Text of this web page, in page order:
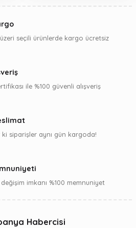
seçili ürünlerde kargo ücretsiz
ile %100 güvenli alışveriş
ki siparişler aynı gün kargoda!
imkanı %100 memnuniyet
Habercisi